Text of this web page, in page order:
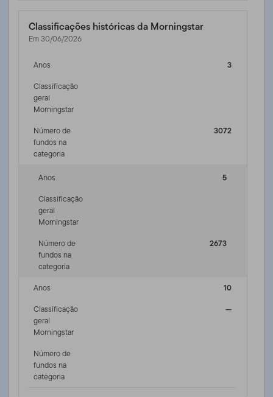
Classificações históricas da Morningstar
Em 30/06/2026
Anos
3
Classificação
geral
Morningstar
Número de
fundos na
categoria
3072
Anos
5
Classificação
geral
Morningstar
Número de
fundos na
categoria
2673
Anos
10
Classificação
geral
Morningstar
—
Número de
fundos na
categoria